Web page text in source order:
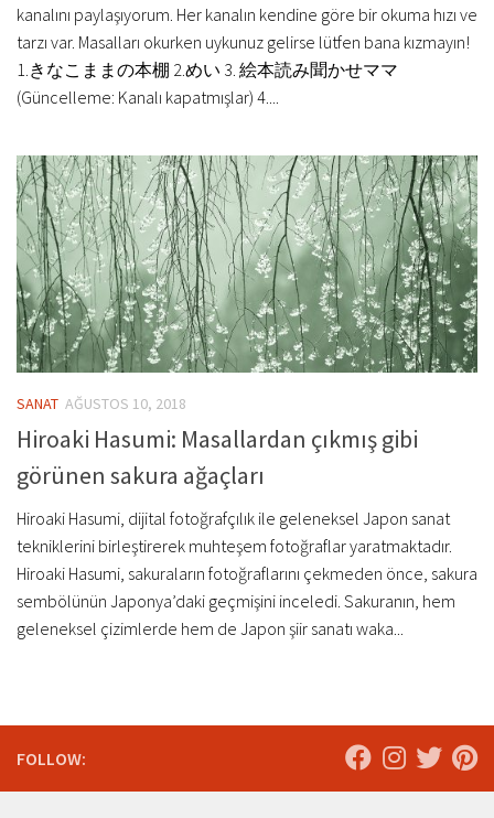
kanalını paylaşıyorum. Her kanalın kendine göre bir okuma hızı ve
tarzı var. Masalları okurken uykunuz gelirse lütfen bana kızmayın!
1.きなこままの本棚 2.めい 3. 絵本読み聞かせママ
(Güncelleme: Kanalı kapatmışlar) 4....
SANAT AĞUSTOS 10, 2018
Hiroaki Hasumi: Masallardan çıkmış gibi
görünen sakura ağaçları
Hiroaki Hasumi, dijital fotoğrafçılık ile geleneksel Japon sanat
tekniklerini birleştirerek muhteşem fotoğraflar yaratmaktadır.
Hiroaki Hasumi, sakuraların fotoğraflarını çekmeden önce, sakura
sembölünün Japonya’daki geçmişini inceledi. Sakuranın, hem
geleneksel çizimlerde hem de Japon şiir sanatı waka...
FOLLOW: